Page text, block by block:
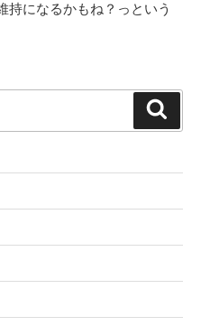
持になるかもね？っという